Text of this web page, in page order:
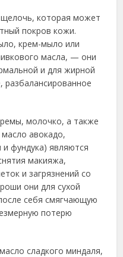
которая может
покров кожи.
крем-мыло или
масла, — они
и для жирной
молочко, а также
авокадо,
и фундука) являются
макияжа,
и загрязнений со
они для сухой
себя смягчающую
потерю
сладкого миндаля,